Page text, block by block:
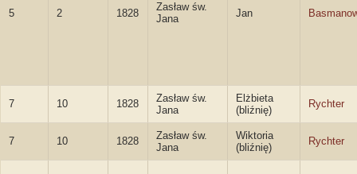
5 2 1828
Zasław św.
Jana
Jan
7 10 1828
Zasław św.
Jana
Elżbieta
(bliźnię)
Rychter
7 10 1828
Zasław św.
Jana
Wiktoria
(bliźnię)
Rychter